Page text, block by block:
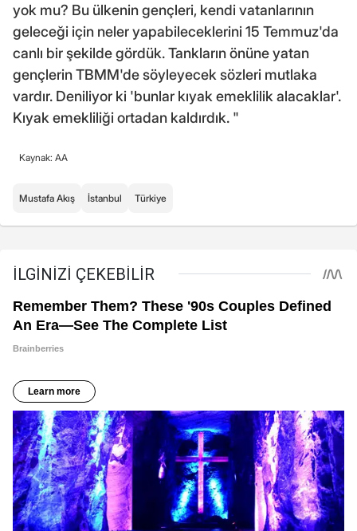
yok mu? Bu ülkenin gençleri, kendi vatanlarının
geleceği için neler yapabileceklerini 15 Temmuz'da
canlı bir şekilde gördük. Tankların önüne yatan
gençlerin TBMM'de söyleyecek sözleri mutlaka
vardır. Deniliyor ki 'bunlar kıyak emeklilik alacaklar'.
Kıyak emekliliği ortadan kaldırdık. "
Kaynak: AA
Mustafa Akış İstanbul Türkiye